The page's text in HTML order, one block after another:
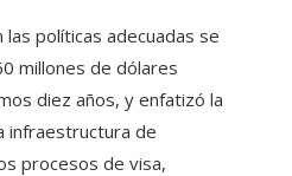
las políticas adecuadas se
millones de dólares
diez años, y enfatizó la
infraestructura de
procesos de visa,